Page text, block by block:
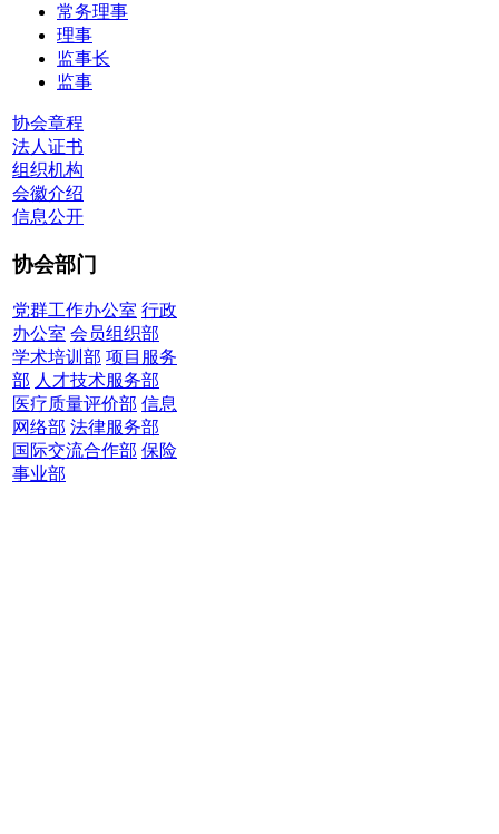
常务理事
理事
监事长
监事
协会章程
法人证书
组织机构
会徽介绍
信息公开
协会部门
党群工作办公室 行政
办公室 会员组织部
学术培训部 项目服务
部 人才技术服务部
医疗质量评价部 信息
网络部 法律服务部
国际交流合作部 保险
事业部